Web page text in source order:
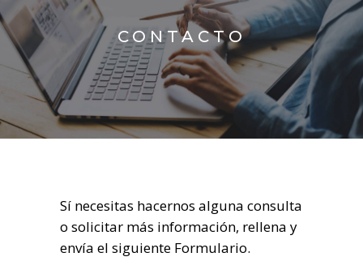
CONTACTO
Sí necesitas hacernos alguna consulta
o solicitar más información, rellena y
envía el siguiente Formulario.